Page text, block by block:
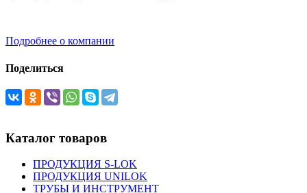
Подробнее о компании
Поделиться
Каталог товаров
ПРОДУКЦИЯ S-LOK
ПРОДУКЦИЯ UNILOK
ТРУБЫ И ИНСТРУМЕНТ